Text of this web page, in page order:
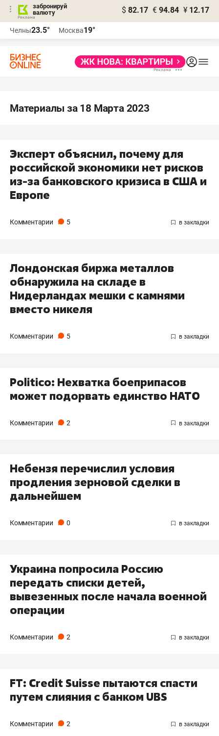
забронируй
валюту
$ 82.17 € 94.84 ¥ 12.17
Челны23.5° Москва19°
Материалы за 18 Марта 2023
Эксперт объяснил, почему для
российской экономики нет рисков
из-за банковского кризиса в США и
Европе
Комментарии 5
Лондонская биржа металлов
обнаружила на складе в
Нидерландах мешки с камнями
вместо никеля
Комментарии 5
Politico: Нехватка боеприпасов
может подорвать единство НАТО
Комментарии 2
Небензя перечислил условия
продления зерновой сделки в
дальнейшем
Комментарии 0
Украина попросила Россию
передать списки детей,
вывезенных после начала военной
операции
Комментарии 2
FT: Credit Suisse пытаются спасти
путем слияния с банком UBS
Комментарии 2